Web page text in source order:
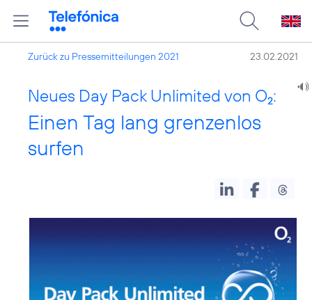
Zurück zu Pressemitteilungen 2021 23.02.2021
Neues Day Pack Unlimited von O2:
Einen Tag lang grenzenlos
surfen